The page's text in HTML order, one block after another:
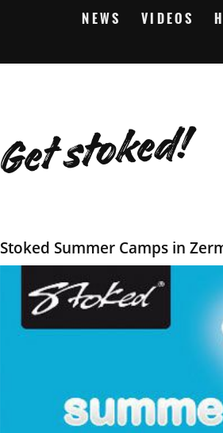
NEWS VIDEOS
Get stoked!
Stoked Summer Camps in